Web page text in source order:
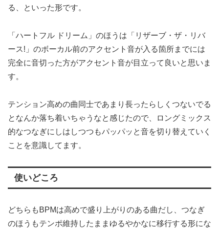
る、といった形です。
「ハートフル ドリーム」のほうは「リザーブ・ザ・リバ
ース!」のボーカル前のアクセント音が入る箇所までには
完全に音切った方がアクセント音が目立って良いと思いま
す。
テンション高めの曲同士であまり長ったらしくつないでる
となんか落ち着いちゃうなと感じたので、ロングミックス
的なつなぎにしはしつつもパッパッと音を切り替えていく
ことを意識してます。
使いどころ
どちらもBPMは高めで盛り上がりのある曲だし、つなぎ
のほうもテンポ維持したままゆるやかなに移行する形にな